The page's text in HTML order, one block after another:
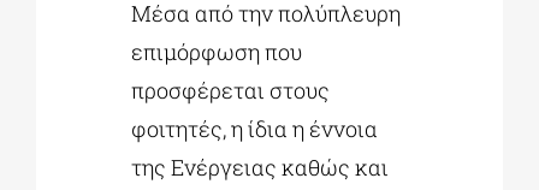
Μέσα από την πολύπλευρη
επιμόρφωση που
προσφέρεται στους
φοιτητές, η ίδια η έννοια
της Ενέργειας καθώς και